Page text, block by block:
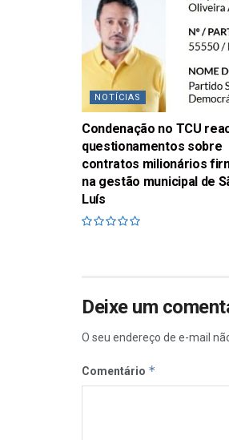
NOTÍCIAS
Condenação no TCU
questionamentos sobre
contratos milionários
na gestão municipal de
Luís
Deixe um
O seu endereço de e-mail
Comentário *